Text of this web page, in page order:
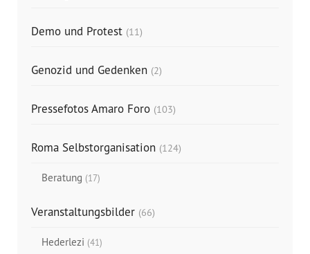
Demo und Protest (11)
Genozid und Gedenken (2)
Pressefotos Amaro Foro (103)
Roma Selbstorganisation (124)
Beratung (17)
Veranstaltungsbilder (66)
Hederlezi (41)